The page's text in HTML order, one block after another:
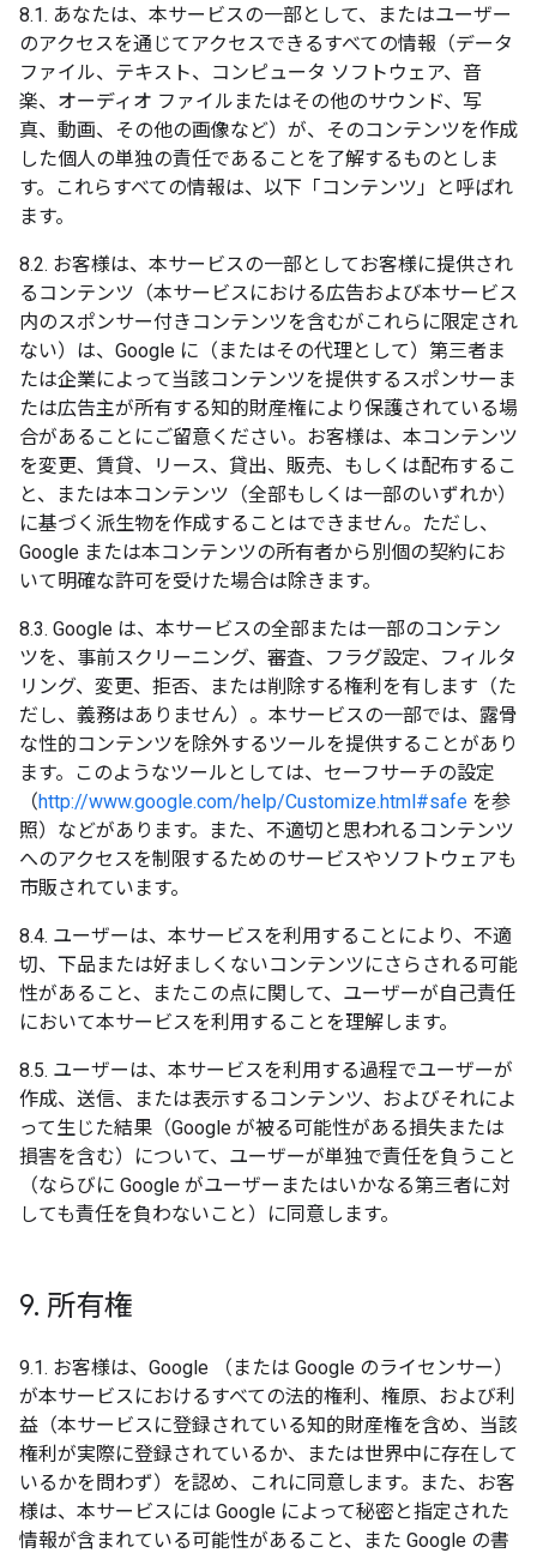
8.1. あなたは、本サービスの一部として、またはユーザー
のアクセスを通じてアクセスできるすべての情報（データ
ファイル、テキスト、コンピュータ ソフトウェア、音
楽、オーディオ ファイルまたはその他のサウンド、写
真、動画、その他の画像など）が、そのコンテンツを作成
した個人の単独の責任であることを了解するものとしま
す。これらすべての情報は、以下「コンテンツ」と呼ばれ
ます。
8.2. お客様は、本サービスの一部としてお客様に提供され
るコンテンツ（本サービスにおける広告および本サービス
内のスポンサー付きコンテンツを含むがこれらに限定され
ない）は、Google に（またはその代理として）第三者ま
たは企業によって当該コンテンツを提供するスポンサーま
たは広告主が所有する知的財産権により保護されている場
合があることにご留意ください。お客様は、本コンテンツ
を変更、賃貸、リース、貸出、販売、もしくは配布するこ
と、または本コンテンツ（全部もしくは一部のいずれか）
に基づく派生物を作成することはできません。ただし、
Google または本コンテンツの所有者から別個の契約にお
いて明確な許可を受けた場合は除きます。
8.3. Google は、本サービスの全部または一部のコンテン
ツを、事前スクリーニング、審査、フラグ設定、フィルタ
リング、変更、拒否、または削除する権利を有します（た
だし、義務はありません）。本サービスの一部では、露骨
な性的コンテンツを除外するツールを提供することがあり
ます。このようなツールとしては、セーフサーチの設定
（http://www.google.com/help/Customize.html#safe を参
照）などがあります。また、不適切と思われるコンテンツ
へのアクセスを制限するためのサービスやソフトウェアも
市販されています。
8.4. ユーザーは、本サービスを利用することにより、不適
切、下品または好ましくないコンテンツにさらされる可能
性があること、またこの点に関して、ユーザーが自己責任
において本サービスを利用することを理解します。
8.5. ユーザーは、本サービスを利用する過程でユーザーが
作成、送信、または表示するコンテンツ、およびそれによ
って生じた結果（Google が被る可能性がある損失または
損害を含む）について、ユーザーが単独で責任を負うこと
（ならびに Google がユーザーまたはいかなる第三者に対
しても責任を負わないこと）に同意します。
9. 所有権
9.1. お客様は、Google （または Google のライセンサー）
が本サービスにおけるすべての法的権利、権原、および利
益（本サービスに登録されている知的財産権を含め、当該
権利が実際に登録されているか、または世界中に存在して
いるかを問わず）を認め、これに同意します。また、お客
様は、本サービスには Google によって秘密と指定された
情報が含まれている可能性があること、また Google の書